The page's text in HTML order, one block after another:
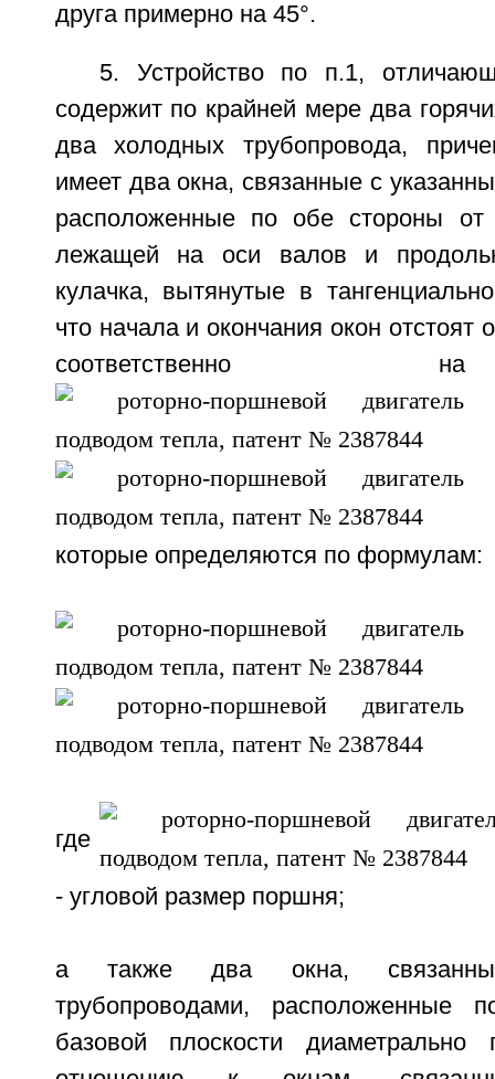
друга примерно на 45°.
5. Устройство по п.1,
содержит по крайней мере два
два холодных трубопровода,
имеет два окна, связанные с
расположенные по обе стороны от
лежащей на оси валов и
кулачка, вытянутые в
что начала и окончания окон отстоят
которые определяются по формулам:
где
- угловой размер поршня;
а также два окна,
трубопроводами, расположенные
базовой плоскости диаметрально